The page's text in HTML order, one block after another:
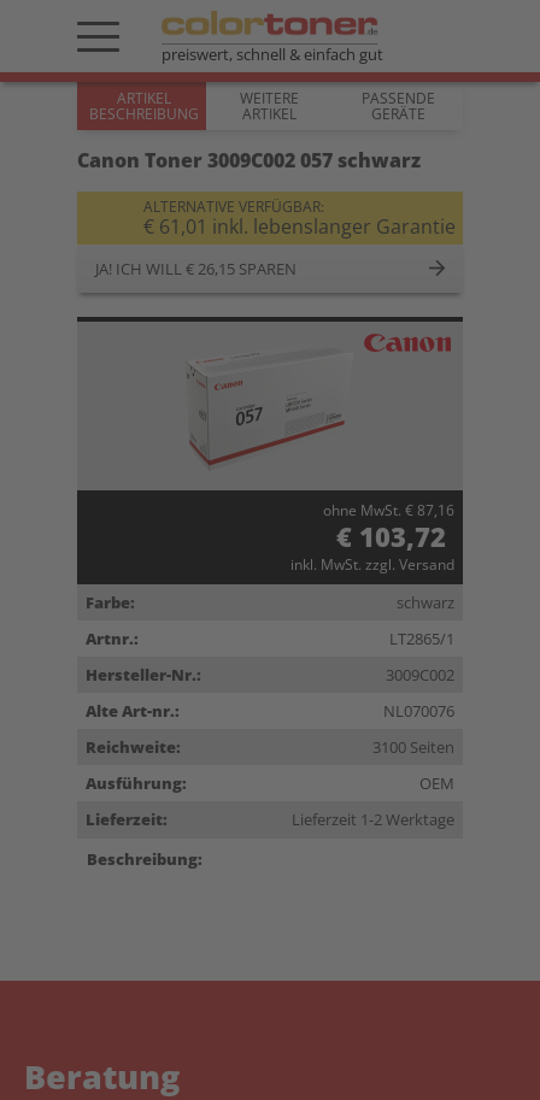
preiswert, schnell & einfach gut
ARTIKEL
BESCHREIBUNG
WEITERE
ARTIKEL
PASSENDE
GERÄTE
Canon Toner 3009C002 057 schwarz
ALTERNATIVE VERFÜGBAR:
€ 61,01 inkl. lebenslanger Garantie
JA! ICH WILL € 26,15 SPAREN
ohne MwSt. € 87,16
€ 103,72
inkl. MwSt. zzgl. Versand
Farbe:
schwarz
Artnr.:
LT2865/1
Hersteller-Nr.:
3009C002
Alte Art-nr.:
NL070076
Reichweite:
3100 Seiten
Ausführung:
OEM
Lieferzeit:
Lieferzeit 1-2 Werktage
Beschreibung:
Beratung